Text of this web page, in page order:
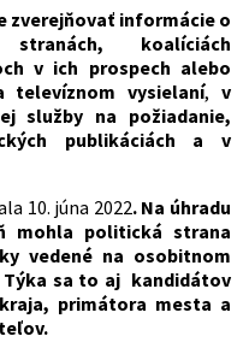
zverejňovať informácie o
stranách, koalíciách
v ich prospech alebo
televíznom vysielaní, v
služby na požiadanie,
publikáciách a v
10. júna 2022. Na úhradu
mohla politická strana
vedené na osobitnom
sa to aj kandidátov
primátora mesta a